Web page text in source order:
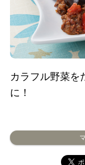
カラフル野菜を
に！